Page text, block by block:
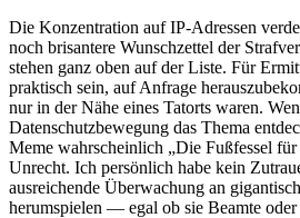
Die Konzentration auf IP-Adressen
noch brisantere Wunschzettel der
stehen ganz oben auf der Liste. Für
praktisch sein, auf Anfrage
nur in der Nähe eines Tatorts waren.
Datenschutzbewegung das Thema
Meme wahrscheinlich „Die Fußfessel
Unrecht. Ich persönlich habe kein
ausreichende Überwachung an
herumspielen — egal ob sie Beamte